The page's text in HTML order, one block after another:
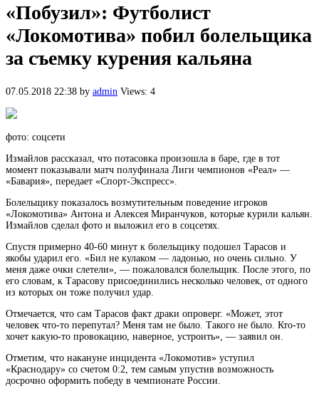
«Побузил»: Футболист
«Локомотива» побил болельщика
за съемку курения кальяна
07.05.2018 22:38 by admin Views: 4
фото: соцсети
Измайлов рассказал, что потасовка произошла в баре, где в тот
момент показывали матч полуфинала Лиги чемпионов «Реал» —
«Бавария», передает «Спорт-Экспресс».
Болельщику показалось возмутительным поведение игроков
«Локомотива» Антона и Алексея Миранчуков, которые курили кальян.
Измайлов сделал фото и выложил его в соцсетях.
Спустя примерно 40-60 минут к болельщику подошел Тарасов и
якобы ударил его. «Бил не кулаком — ладонью, но очень сильно. У
меня даже очки слетели», — пожаловался болельщик. После этого, по
его словам, к Тарасову присоединились несколько человек, от одного
из которых он тоже получил удар.
Отмечается, что сам Тарасов факт драки опроверг. «Может, этот
человек что-то перепутал? Меня там не было. Такого не было. Кто-то
хочет какую-то провокацию, наверное, устроить», — заявил он.
Отметим, что накануне инцидента «Локомотив» уступил
«Краснодару» со счетом 0:2, тем самым упустив возможность
досрочно оформить победу в чемпионате России.